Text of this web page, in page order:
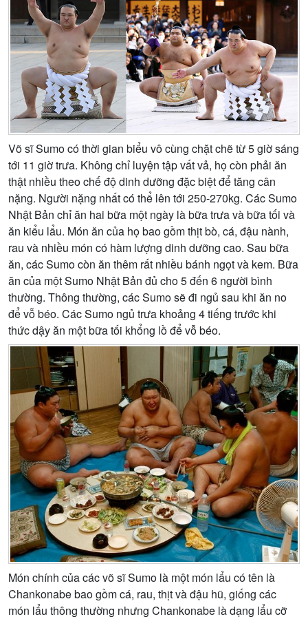
Võ sĩ Sumo có thời gian biểu vô cùng chặt chẽ từ 5 giờ sáng
tới 11 giờ trưa. Không chỉ luyện tập vất vả, họ còn phải ăn
thật nhiều theo chế độ dinh dưỡng đặc biệt để tăng cân
nặng. Người nặng nhất có thể lên tới 250-270kg. Các Sumo
Nhật Bản chỉ ăn hai bữa một ngày là bữa trưa và bữa tối và
ăn kiểu lẩu. Món ăn của họ bao gồm thịt bò, cá, đậu nành,
rau và nhiều món có hàm lượng dinh dưỡng cao. Sau bữa
ăn, các Sumo còn ăn thêm rất nhiều bánh ngọt và kem. Bữa
ăn của một Sumo Nhật Bản đủ cho 5 đến 6 người bình
thường. Thông thường, các Sumo sẽ đi ngủ sau khi ăn no
để vỗ béo. Các Sumo ngủ trưa khoảng 4 tiếng trước khi
thức dậy ăn một bữa tối khổng lồ để vỗ béo.
Món chính của các võ sĩ Sumo là một món lẩu có tên là
Chankonabe bao gồm cá, rau, thịt và đậu hũ, giống các
món lẩu thông thường nhưng Chankonabe là dạng lẩu cỡ